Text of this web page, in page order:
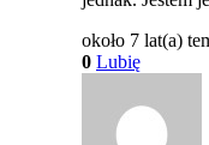
około 7 lat(a)
0 Lubię